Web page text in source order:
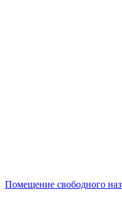
Помещение свободного